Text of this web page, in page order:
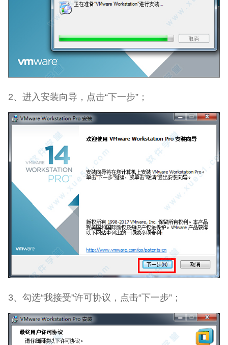
2、进入安装向导，点击“下一步”；
3、勾选“我接受”许可协议，点击“下一步”；